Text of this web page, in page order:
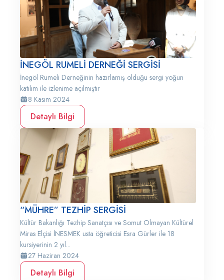
İNEGÖL RUMELİ DERNEĞİ SERGİSİ
İnegöl Rumeli Derneğinin hazırlamış olduğu sergi yoğun
katılım ile izlenime açılmıştır
8 Kasım 2024
Detaylı Bilgi
“MÜHRE” TEZHİP SERGİSİ
Kültür Bakanlığı Tezhip Sanatçısı ve Somut Olmayan Kültürel
Miras Elçisi İNESMEK usta öğreticisi Esra Gürler ile 18
kursiyerinin 2 yıl...
27 Haziran 2024
Detaylı Bilgi